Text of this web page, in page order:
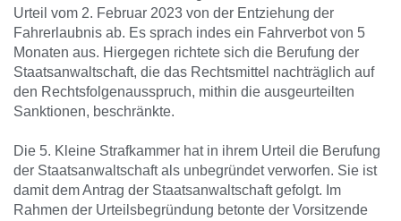
Urteil vom 2. Februar 2023 von der Entziehung der
Fahrerlaubnis ab. Es sprach indes ein Fahrverbot von 5
Monaten aus. Hiergegen richtete sich die Berufung der
Staatsanwaltschaft, die das Rechtsmittel nachträglich auf
den Rechtsfolgenausspruch, mithin die ausgeurteilten
Sanktionen, beschränkte.
Die 5. Kleine Strafkammer hat in ihrem Urteil die Berufung
der Staatsanwaltschaft als unbegründet verworfen. Sie ist
damit dem Antrag der Staatsanwaltschaft gefolgt. Im
Rahmen der Urteilsbegründung betonte der Vorsitzende